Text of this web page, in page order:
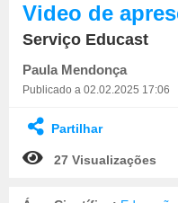
Serviço Educast
Paula Mendonça
Publicado a 02.02.2025 17:06
Partilhar
27 Visualizações